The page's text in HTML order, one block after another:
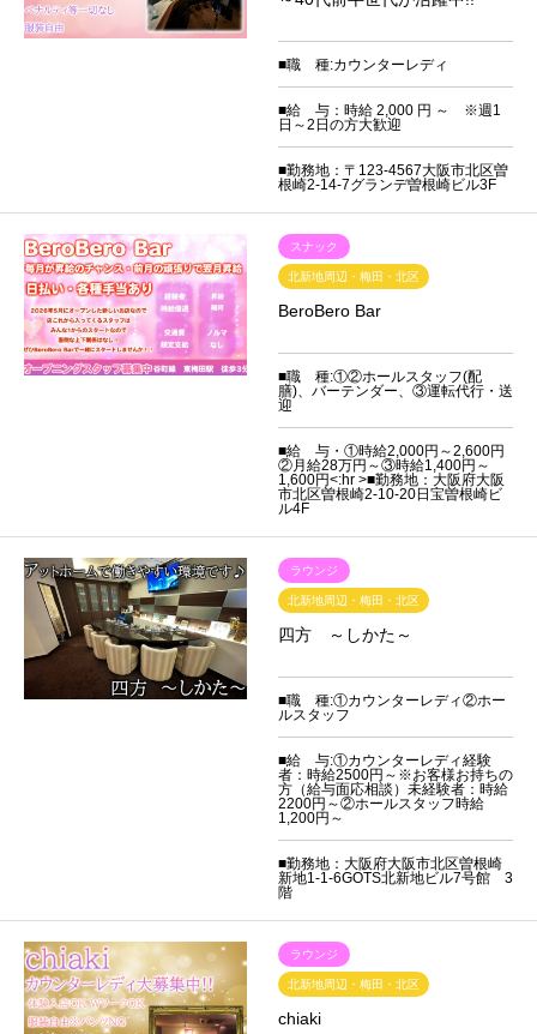
■職 種:カウンターレディ
■給 与：時給 2,000 円 ～ ※週1
日～2日の方大歓迎
■勤務地：〒123-4567大阪市北区曽
根崎2-14-7グランデ曽根崎ビル3F
スナック
北新地周辺・梅田・北区
BeroBero Bar
■職 種:①②ホールスタッフ(配
膳)、バーテンダー、③運転代行・送
迎
■給 与・①時給2,000円～2,600円
②月給28万円～③時給1,400円～
1,600円<:hr >■勤務地：大阪府大阪
市北区曽根崎2-10-20日宝曽根崎ビ
ル4F
ラウンジ
北新地周辺・梅田・北区
四方 ～しかた～
■職 種:①カウンターレディ②ホー
ルスタッフ
■給 与:①カウンターレディ経験
者：時給2500円～※お客様お持ちの
方（給与面応相談）未経験者：時給
2200円～②ホールスタッフ時給
1,200円～
■勤務地：大阪府大阪市北区曽根崎
新地1-1-6GOTS北新地ビル7号館 3
階
ラウンジ
北新地周辺・梅田・北区
chiaki